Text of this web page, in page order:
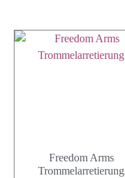
Freedom Arms
Trommelarretierung